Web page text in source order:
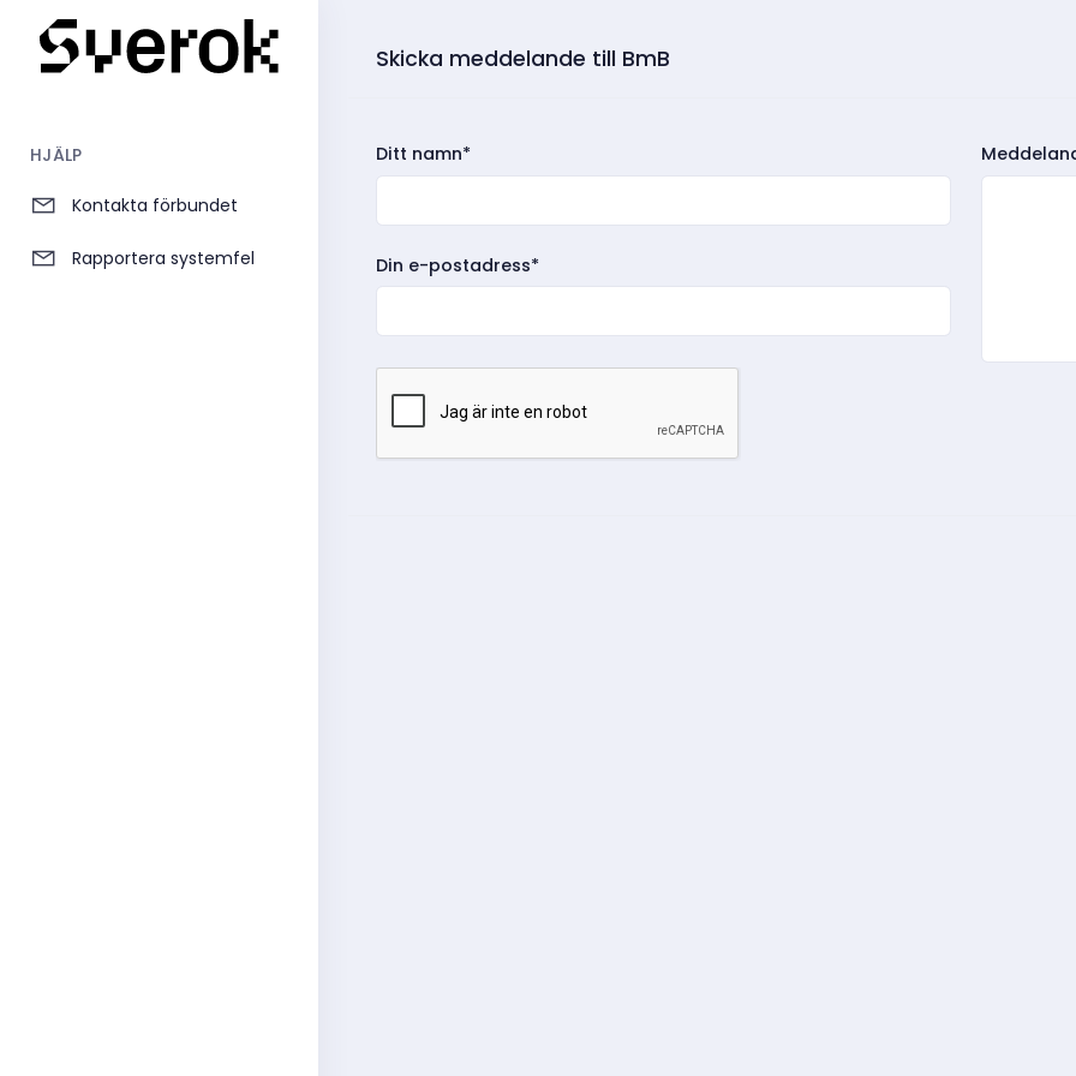
HJÄLP
Kontakta förbundet
Rapportera systemfel
Skicka meddelande till BmB
Ditt namn*
Din e-postadress*